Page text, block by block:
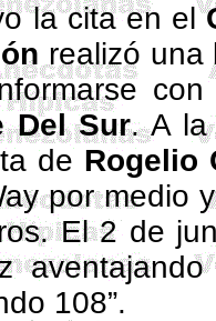
la cita en el
realizó una
Del Sur. A la
de Rogelio
por medio
. El 2 de
108”.